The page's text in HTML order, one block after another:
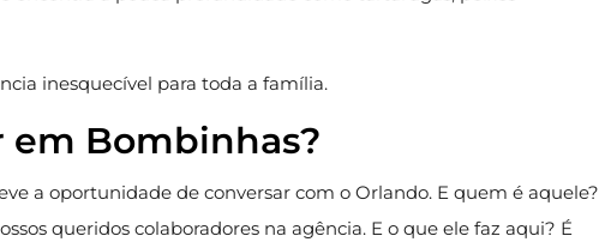
inesquecível para toda a família.
em Bombinhas?
a oportunidade de conversar com o Orlando. E quem é aquele?
queridos colaboradores na agência. E o que ele faz aqui? É